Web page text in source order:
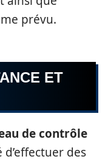
prévu.
ET
de contrôle
des